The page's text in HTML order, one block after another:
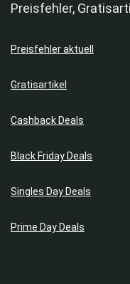
Preisfehler,
Preisfehler aktuell
Gratisartikel
Cashback Deals
Black Friday Deals
Singles Day Deals
Prime Day Deals